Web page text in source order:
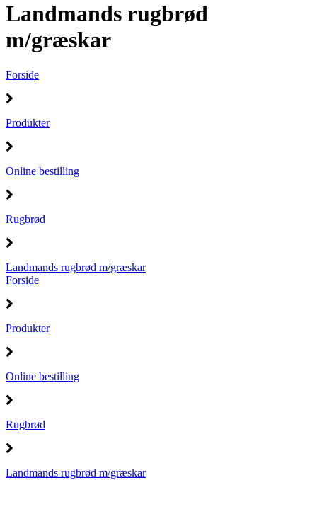
Landmands rugbrød
m/græskar
Forside
Produkter
Online bestilling
Rugbrød
Landmands rugbrød m/græskar
Forside
Produkter
Online bestilling
Rugbrød
Landmands rugbrød m/græskar